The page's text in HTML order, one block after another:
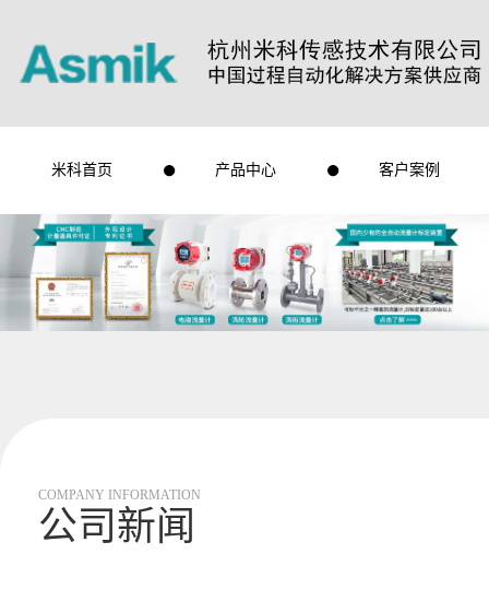
米科首页 产品中心 客户案例
COMPANY INFORMATION
公司新闻